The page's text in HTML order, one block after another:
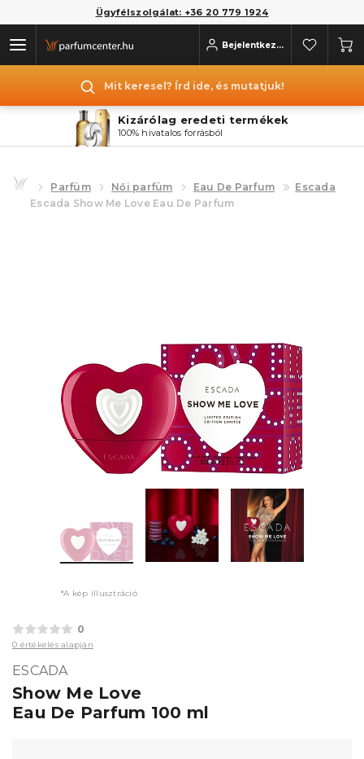
Ügyfélszolgálat: +36 20 779 1924
Bejelentkezés
Mit keresel? Írd ide, és mutatjuk!
Kizárólag eredeti termékek
100% hivatalos forrásból
Parfüm Női parfüm Eau De Parfum
Escada
Escada Show Me Love Eau De Parfum
*A kép illusztráció
0
0 értékelés alapján
ESCADA
Show Me Love
Eau De Parfum 100 ml